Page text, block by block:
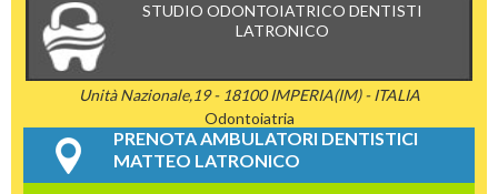
STUDIO ODONTOIATRICO DENTISTI
LATRONICO
Unità Nazionale,19 - 18100 IMPERIA(IM) - ITALIA
Odontoiatria
PRENOTA AMBULATORI DENTISTICI
MATTEO LATRONICO